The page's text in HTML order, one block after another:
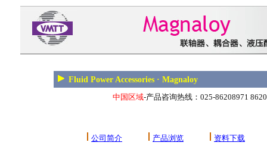
Fluid Power Accessories · Magnaloy
中国区域-产品咨询热线：025-86208971
公司简介 产品浏览 资料下载